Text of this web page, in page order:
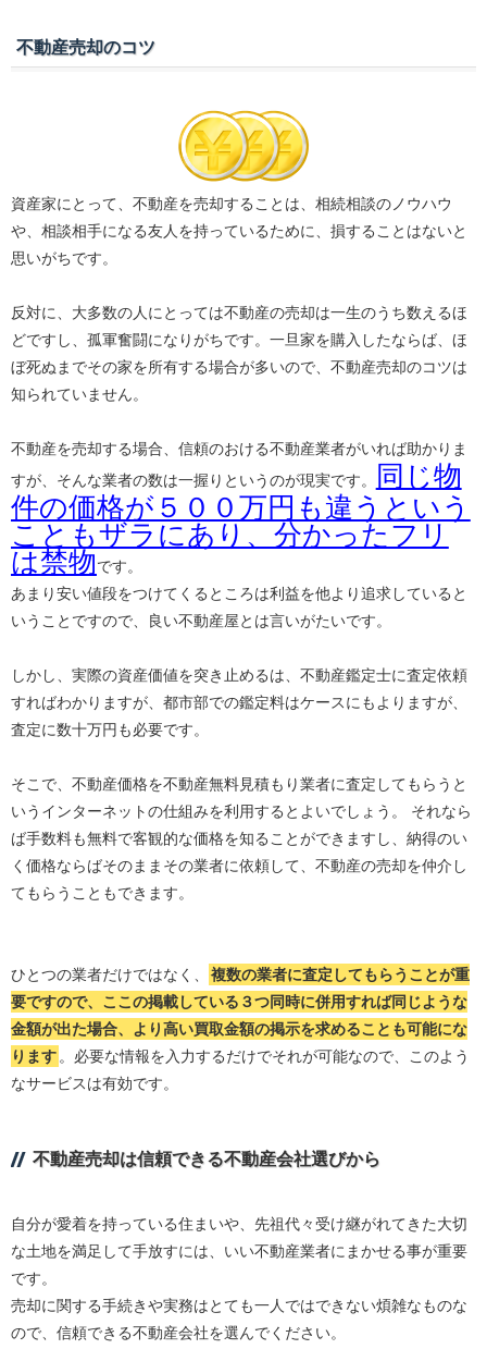
不動産売却のコツ
資産家にとって、不動産を売却することは、相続相談のノウハウ
や、相談相手になる友人を持っているために、損することはないと
思いがちです。
反対に、大多数の人にとっては不動産の売却は一生のうち数えるほ
どですし、孤軍奮闘になりがちです。一旦家を購入したならば、ほ
ぼ死ぬまでその家を所有する場合が多いので、不動産売却のコツは
知られていません。
不動産を売却する場合、信頼のおける不動産業者がいれば助かりま
すが、そんな業者の数は一握りというのが現実です。
同じ物
件の価格が５００万円も違うという
こともザラにあり、分かったフリ
は禁物です。
あまり安い値段をつけてくるところは利益を他より追求していると
いうことですので、良い不動産屋とは言いがたいです。
しかし、実際の資産価値を突き止めるは、不動産鑑定士に査定依頼
すればわかりますが、都市部での鑑定料はケースにもよりますが、
査定に数十万円も必要です。
そこで、不動産価格を不動産無料見積もり業者に査定してもらうと
いうインターネットの仕組みを利用するとよいでしょう。 それなら
ば手数料も無料で客観的な価格を知ることができますし、納得のい
く価格ならばそのままその業者に依頼して、不動産の売却を仲介し
てもらうこともできます。
ひとつの業者だけではなく、
複数の業者に査定してもらうことが重
要ですので、ここの掲載している３つ同時に併用すれば同じような
金額が出た場合、より高い買取金額の掲示を求めることも可能にな
ります 。必要な情報を入力するだけでそれが可能なので、このよう
なサービスは有効です。
不動産売却は信頼できる不動産会社選びから
自分が愛着を持っている住まいや、先祖代々受け継がれてきた大切
な土地を満足して手放すには、いい不動産業者にまかせる事が重要
です。
売却に関する手続きや実務はとても一人ではできない煩雑なものな
ので、信頼できる不動産会社を選んでください。